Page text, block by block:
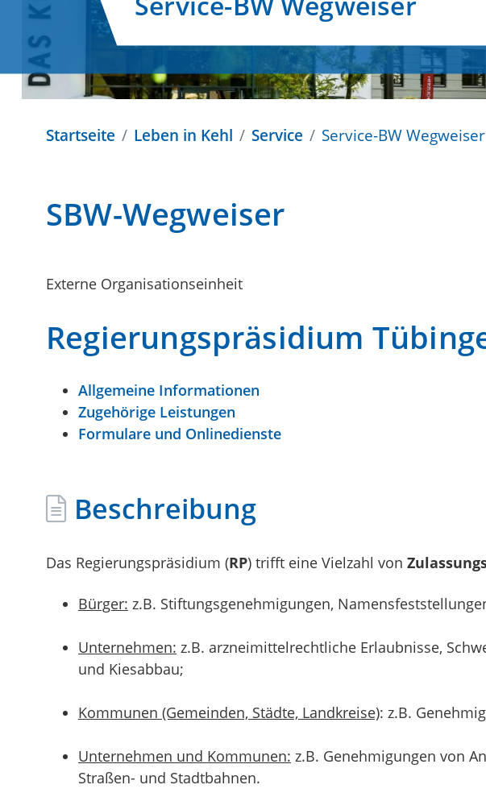
Startseite Leben in Kehl Service Service-BW Wegweiser
SBW-Wegweiser
Externe Organisationseinheit
Regierungspräsidium
Allgemeine Informationen
Zugehörige Leistungen
Formulare und Onlinedienste
Beschreibung
Das Regierungspräsidium (RP) trifft eine Vielzahl von
Bürger: z.B. Stiftungsgenehmigungen,
Unternehmen: z.B. arzneimittelrechtliche Erlaubnisse,
und Kiesabbau;
Kommunen (Gemeinden, Städte, Landkreise): z.B.
Unternehmen und Kommunen: z.B. Genehmigungen von
Straßen- und Stadtbahnen.